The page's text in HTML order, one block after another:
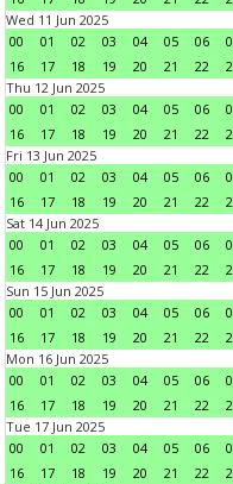
Wed 11 Jun 2025
00
01 02 03 04 05 06
16
17 18 19 20 21 22
Thu 12 Jun 2025
00
01 02 03 04 05 06
16
17 18 19 20 21 22
Fri 13 Jun 2025
00
01 02 03 04 05 06
16
17 18 19 20 21 22
Sat 14 Jun 2025
00
01 02 03 04 05 06
16
17 18 19 20 21 22
Sun 15 Jun 2025
00
01 02 03 04 05 06
16
17 18 19 20 21 22
Mon 16 Jun 2025
00
01 02 03 04 05 06
16
17 18 19 20 21 22
Tue 17 Jun 2025
00
01 02 03 04 05 06
16
17 18 19 20 21 22